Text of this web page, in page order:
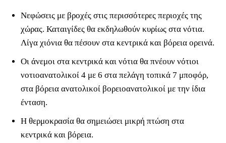
Νεφώσεις με βροχές στις περισσότερες περιοχές της
χώρας. Καταιγίδες θα εκδηλωθούν κυρίως στα νότια.
Λίγα χιόνια θα πέσουν στα κεντρικά και βόρεια ορεινά.
Οι άνεμοι στα κεντρικά και νότια θα πνέουν νότιοι
νοτιοανατολικοί 4 με 6 στα πελάγη τοπικά 7 μποφόρ,
στα βόρεια ανατολικοί βορειοανατολικοί με την ίδια
ένταση.
Η θερμοκρασία θα σημειώσει μικρή πτώση στα
κεντρικά και βόρεια.